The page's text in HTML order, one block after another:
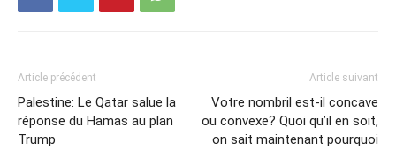
Article précédent
Palestine: Le Qatar salue la
réponse du Hamas au plan
Trump
Article suivant
Votre nombril est-il concave
ou convexe? Quoi qu’il en soit,
on sait maintenant pourquoi